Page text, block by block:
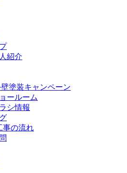
紹介
塗装キャンペーン
ールーム
シ情報
事の流れ